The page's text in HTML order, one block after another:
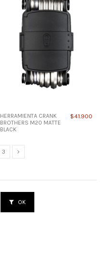
HERRAMIENTA CRANK
BROTHERS M20 MATTE
BLACK
$41.900
3
OK